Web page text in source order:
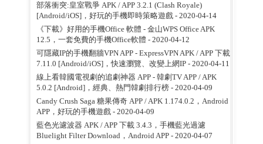
部落衝突:皇室戰爭 APK / APP 3.2.1 (Clash Royale)
[Android/iOS]，好玩的手機即時策略遊戲- 2020-04-14
《下載》好用的手機Office 軟體 - 金山WPS Office APK
12.5，一套免費的手機Office軟體 - 2020-04-12
可隱藏IP的手機翻牆VPN APP - ExpressVPN APK / APP 下載
7.11.0 [Android/iOS]，快速瀏覽、改變上網IP- 2020-04-11
線上看韓國電視劇的追劇神器 APP - 韓劇TV APP / APK
5.0.2 [Android]，經典、熱門韓劇排行榜- 2020-04-09
Candy Crush Saga 糖果傳奇 APP / APK 1.174.0.2，Android
APP，好玩的手機遊戲- 2020-04-09
藍色光濾波器 APK / APP 下載 3.4.3，手機藍光過濾
Bluelight Filter Download，Android APP- 2020-04-07